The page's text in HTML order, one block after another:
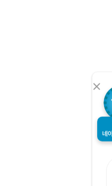
네